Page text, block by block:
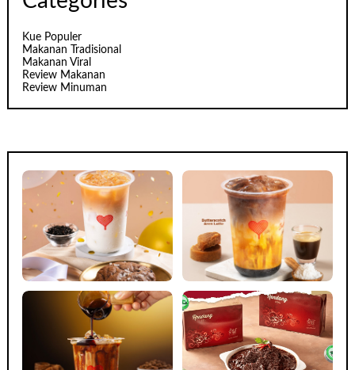
Kue Populer
Makanan Tradisional
Makanan Viral
Review Makanan
Review Minuman